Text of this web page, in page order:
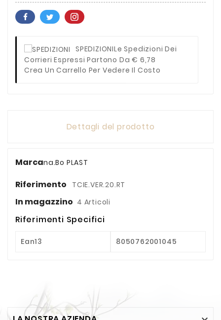
SPEDIZIONILe Spedizioni Dei
Corrieri Espressi Partono Da € 6,78
Crea Un Carrello Per Vedere Il Costo
Dettagli del prodotto
Marcana.Bo PLAST
Riferimento TCIE.VER.20.RT
In magazzino 4 Articoli
Riferimenti Specifici
Ean13 8050762001045